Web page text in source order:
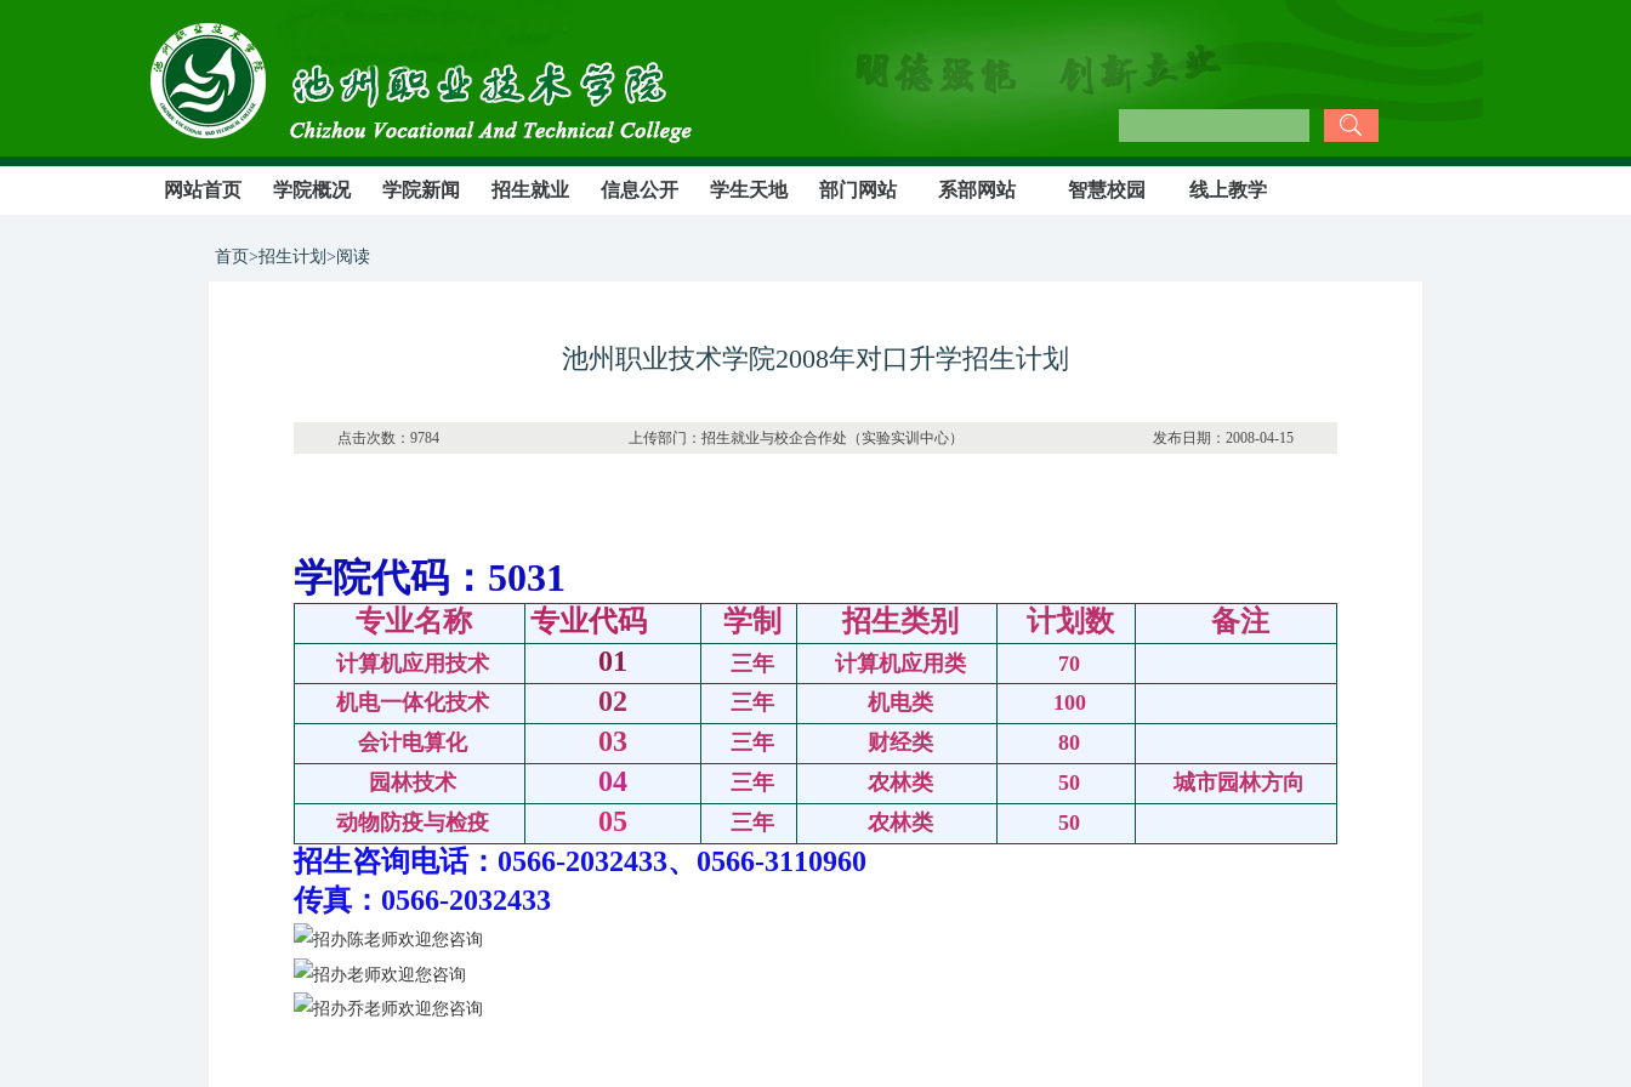
网站首页 学院概况 学院新闻 招生就业 信息公开 学生天地 部门网站 系部网站 智慧校园 线上教学
首页>招生计划>阅读
池州职业技术学院2008年对口升学招生计划
点击次数：9784 上传部门：招生就业与校企合作处（实验实训中心） 发布日期：2008-04-15
学院代码：5031
专业名称 专业代码 学制 招生类别 计划数 备注
计算机应用技术 01 三年 计算机应用类
70
机电一体化技术
02 三年 机电类
100
会计电算化
03 三年 财经类
80
园林技术
04 三年 农林类 50
城市园林方向
动物防疫与检疫
05 三年 农林类 50
招生咨询电话：0566-2032433、0566-3110960
传真：0566-2032433